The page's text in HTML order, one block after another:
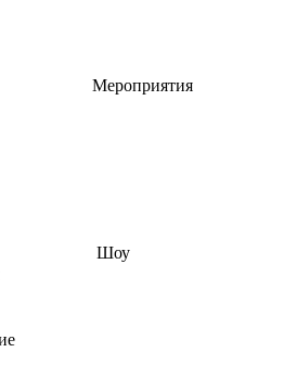
Мероприятия
Шоу